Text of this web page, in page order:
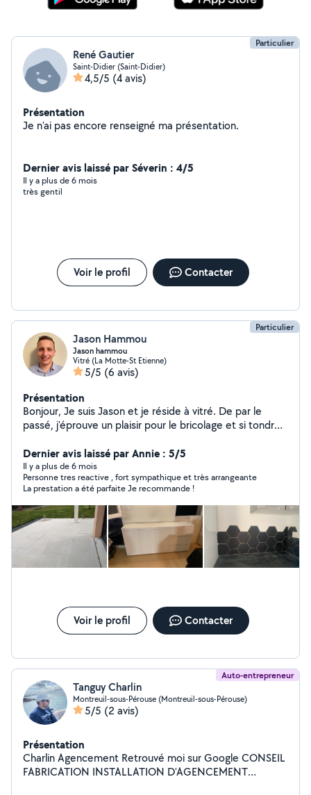
Particulier
René Gautier
Saint-Didier (Saint-Didier)
4,5/5 (4 avis)
Présentation
Je n'ai pas encore renseigné ma présentation.
Dernier avis laissé par Séverin : 4/5
Il y a plus de 6 mois
très gentil
Voir le profil Contacter
Particulier
Jason Hammou
Jason hammou
Vitré (La Motte-St Etienne)
5/5 (6 avis)
Présentation
Bonjour, Je suis Jason et je réside à vitré. De par le
passé, j'éprouve un plaisir pour le bricolage et si tondre
arranger par manque de temps ou d'envie , je suis
présent.
Dernier avis laissé par Annie : 5/5
Il y a plus de 6 mois
Personne tres reactive , fort sympathique et très arrangeante
La prestation a été parfaite Je recommande !
Voir le profil Contacter
Auto-entrepreneur
Tanguy Charlin
Montreuil-sous-Pérouse (Montreuil-sous-Pérouse)
5/5 (2 avis)
Présentation
Charlin Agencement Retrouvé moi sur Google CONSEIL
FABRICATION INSTALLATION D'AGENCEMENT